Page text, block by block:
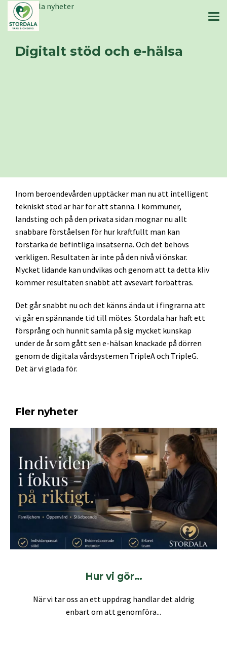
Stordala nyheter
Digitalt stöd och e-hälsa
Inom beroendevården upptäcker man nu att intelligent
tekniskt stöd är här för att stanna. I kommuner,
landsting och på den privata sidan mognar nu allt
snabbare förståelsen för hur kraftfullt man kan
förstärka de befintliga insatserna. Och det behövs
verkligen. Resultaten är inte på den nivå vi önskar.
Mycket lidande kan undvikas och genom att ta detta kliv
kommer resultaten snabbt att avsevärt förbättras.
Det går snabbt nu och det känns ända ut i fingrarna att
vi går en spännande tid till mötes. Stordala har haft ett
försprång och hunnit samla på sig mycket kunskap
under de år som gått sen e-hälsan knackade på dörren
genom de digitala vårdsystemen TripleA och TripleG.
Det är vi glada för.
Fler nyheter
Hur vi gör…
När vi tar oss an ett uppdrag handlar det aldrig
enbart om att genomföra...